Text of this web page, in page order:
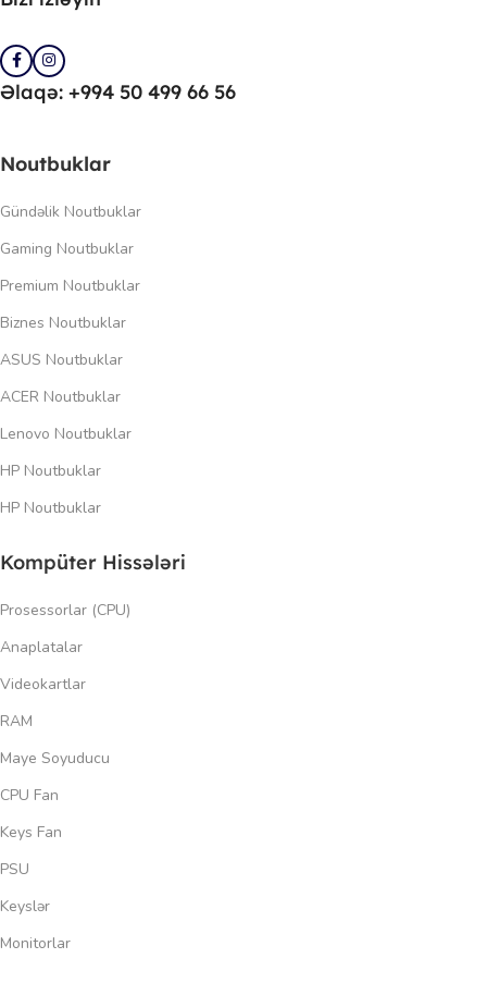
Əlaqə: +994 50 499 66 56
Noutbuklar
Gündəlik Noutbuklar
Gaming Noutbuklar
Premium Noutbuklar
Biznes Noutbuklar
ASUS Noutbuklar
ACER Noutbuklar
Lenovo Noutbuklar
HP Noutbuklar
HP Noutbuklar
Kompüter Hissələri
Prosessorlar (CPU)
Anaplatalar
Videokartlar
RAM
Maye Soyuducu
CPU Fan
Keys Fan
PSU
Keyslər
Monitorlar